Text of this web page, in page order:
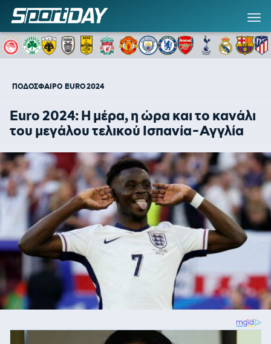
ΠΟΔΟΣΦΑΙΡΟ EURO 2024
Euro 2024: Η μέρα, η ώρα και το κανάλι
του μεγάλου τελικού Ισπανία-Αγγλία